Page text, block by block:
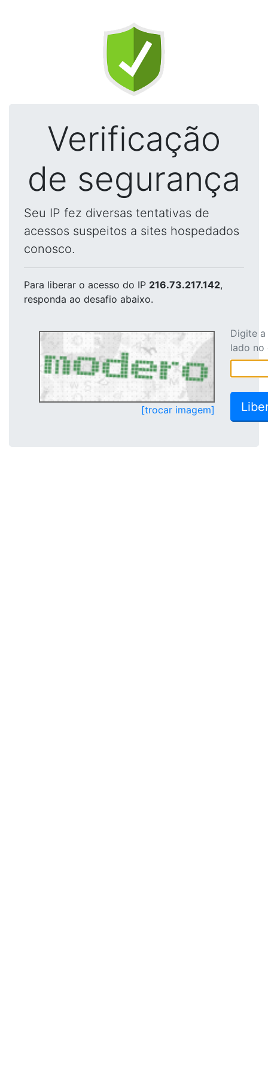
Verificação
de segurança
Seu IP fez diversas tentativas de
acessos suspeitos a sites hospedados
conosco.
Para liberar o acesso do IP 216.73.217.142,
responda ao desafio abaixo.
[trocar imagem]
Digite
lado no